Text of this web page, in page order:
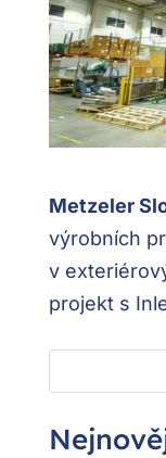
Metzeler
výrobních
v
projekt s